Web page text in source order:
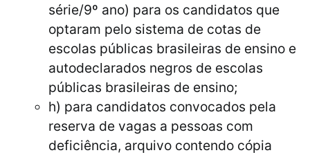
série/9º ano) para os candidatos que
optaram pelo sistema de cotas de
escolas públicas brasileiras de ensino e
autodeclarados negros de escolas
públicas brasileiras de ensino;
h) para candidatos convocados pela
reserva de vagas a pessoas com
deficiência, arquivo contendo cópia